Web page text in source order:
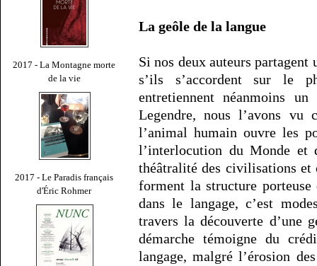
2017 - La Montagne morte
de la vie
2017 - Le Paradis français
d'Éric Rohmer
La geôle de la langue
Si nos deux auteurs
s’ils s’accordent sur le
entretiennent néanmoins
Legendre, nous l’avons vu
l’animal humain ouvre les
l’interlocution du Monde et
théâtralité des civilisations et
forment la structure porteuse
dans le langage, c’est
travers la découverte d’une
démarche témoigne du
langage, malgré l’érosion